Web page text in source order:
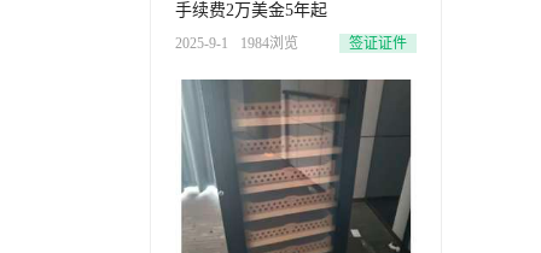
手续费2万美金5年起
2025-9-1 1984浏览 签证证件